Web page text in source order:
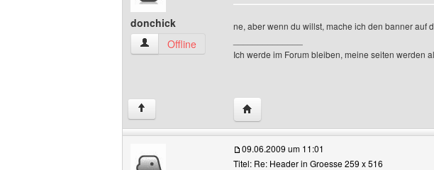
donchick
donchick Benutzer-Profile anzeigen
Offline
ne, aber wenn du willst, mache ich den banner auf
Ich werde im Forum bleiben, meine seiten werden
↑ Website dieses Benutzers besuchen:
09.06.2009 um 11:01
Titel: Re: Header in Groesse 259 x 516